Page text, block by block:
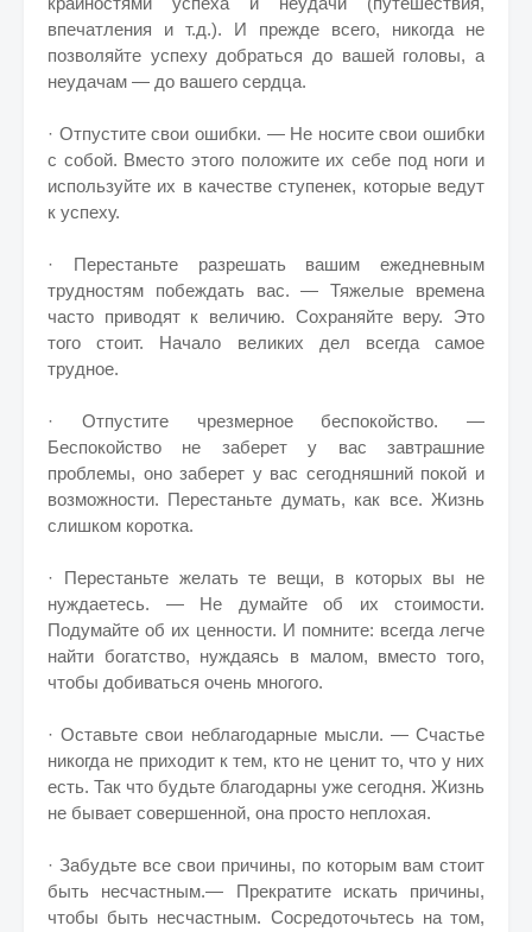
впечатления и т.д.). И прежде всего, никогда не
позволяйте успеху добраться до вашей головы, а
неудачам — до вашего сердца.
· Отпустите свои ошибки. — Не носите свои ошибки
с собой. Вместо этого положите их себе под ноги и
используйте их в качестве ступенек, которые ведут
к успеху.
· Перестаньте разрешать вашим ежедневным
трудностям побеждать вас. — Тяжелые времена
часто приводят к величию. Сохраняйте веру. Это
того стоит. Начало великих дел всегда самое
трудное.
· Отпустите чрезмерное беспокойство. —
Беспокойство не заберет у вас завтрашние
проблемы, оно заберет у вас сегодняшний покой и
возможности. Перестаньте думать, как все. Жизнь
слишком коротка.
· Перестаньте желать те вещи, в которых вы не
нуждаетесь. — Не думайте об их стоимости.
Подумайте об их ценности. И помните: всегда легче
найти богатство, нуждаясь в малом, вместо того,
чтобы добиваться очень многого.
· Оставьте свои неблагодарные мысли. — Счастье
никогда не приходит к тем, кто не ценит то, что у них
есть. Так что будьте благодарны уже сегодня. Жизнь
не бывает совершенной, она просто неплохая.
· Забудьте все свои причины, по которым вам стоит
быть несчастным.— Прекратите искать причины,
чтобы быть несчастным. Сосредоточьтесь на том,